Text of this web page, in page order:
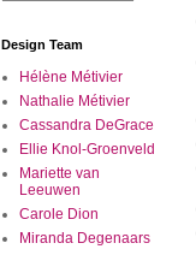
Design Team
Hélène Métivier
Nathalie Métivier
Cassandra DeGrace
Ellie Knol-Groenveld
Mariette van
Leeuwen
Carole Dion
Miranda Degenaars